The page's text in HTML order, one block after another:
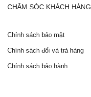
CHĂM SÓC KHÁCH HÀNG
Chính sách bảo mật
Chính sách đổi và trả hàng
Chính sách bảo hành